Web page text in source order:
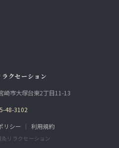
クセーション
崎市大塚台東2丁目11-13
48-3102
リシー ｜ 利用規約
リラクセーション